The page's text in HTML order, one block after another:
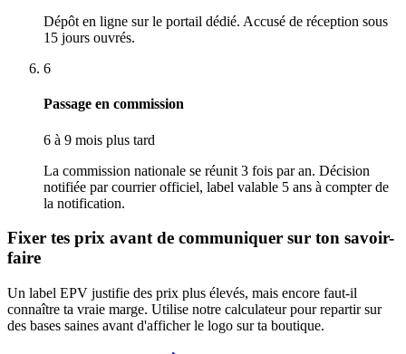
Dépôt en ligne sur le portail dédié. Accusé de réception sous
15 jours ouvrés.
6
Passage en commission
6 à 9 mois plus tard
La commission nationale se réunit 3 fois par an. Décision
notifiée par courrier officiel, label valable 5 ans à compter de
la notification.
Fixer tes prix avant de communiquer sur ton savoir-
faire
Un label EPV justifie des prix plus élevés, mais encore faut-il
connaître ta vraie marge. Utilise notre calculateur pour repartir sur
des bases saines avant d'afficher le logo sur ta boutique.